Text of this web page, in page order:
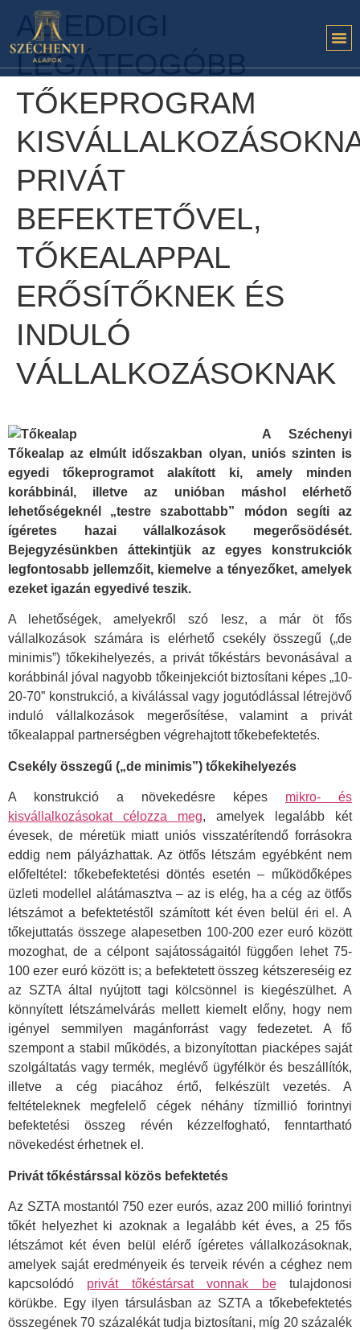
AZ EDDIGI
LEGÁTFOGÓBB
TŐKEPROGRAM
PRIVÁT
BEFEKTETŐVEL,
TŐKEALAPPAL
ERŐSÍTŐKNEK ÉS
INDULÓ
VÁLLALKOZÁSOKNAK
A Széchenyi
Tőkealap az elmúlt időszakban olyan, uniós szinten is
egyedi tőkeprogramot alakított ki, amely minden
korábbinál, illetve az unióban máshol elérhető
lehetőségeknél „testre szabottabb” módon segíti az
ígéretes hazai vállalkozások megerősödését.
Bejegyzésünkben áttekintjük az egyes konstrukciók
legfontosabb jellemzőit, kiemelve a tényezőket, amelyek
ezeket igazán egyedivé teszik.
A lehetőségek, amelyekről szó lesz, a már öt fős
vállalkozások számára is elérhető csekély összegű („de
minimis”) tőkekihelyezés, a privát tőkéstárs bevonásával a
korábbinál jóval nagyobb tőkeinjekciót biztosítani képes „10-
20-70” konstrukció, a kiválással vagy jogutódlással létrejövő
induló vállalkozások megerősítése, valamint a privát
tőkealappal partnerségben végrehajtott tőkebefektetés.
Csekély összegű („de minimis”) tőkekihelyezés
A konstrukció a növekedésre képes mikro- és
kisvállalkozásokat célozza meg, amelyek legalább két
évesek, de méretük miatt uniós visszatérítendő forrásokra
eddig nem pályázhattak. Az ötfős létszám egyébként nem
előfeltétel: tőkebefektetési döntés esetén – működőképes
üzleti modellel alátámasztva – az is elég, ha a cég az ötfős
létszámot a befektetéstől számított két éven belül éri el. A
tőkejuttatás összege alapesetben 100-200 ezer euró között
mozoghat, de a célpont sajátosságaitól függően lehet 75-
100 ezer euró között is; a befektetett összeg kétszereséig ez
az SZTA által nyújtott tagi kölcsönnel is kiegészülhet. A
könnyített létszámelvárás mellett kiemelt előny, hogy nem
igényel semmilyen magánforrást vagy fedezetet. A fő
szempont a stabil működés, a bizonyítottan piacképes saját
szolgáltatás vagy termék, meglévő ügyfélkör és beszállítók,
illetve a cég piacához értő, felkészült vezetés. A
feltételeknek megfelelő cégek néhány tízmillió forintnyi
befektetési összeg révén kézzelfogható, fenntartható
növekedést érhetnek el.
Privát tőkéstárssal közös befektetés
Az SZTA mostantól 750 ezer eurós, azaz 200 millió forintnyi
tőkét helyezhet ki azoknak a legalább két éves, a 25 fős
létszámot két éven belül elérő ígéretes vállalkozásoknak,
amelyek saját eredményeik és terveik révén a céghez nem
kapcsolódó privát tőkéstársat vonnak betulajdonosi
körükbe. Egy ilyen társulásban az SZTA a tőkebefektetés
összegének 70 százalékát tudja biztosítani, míg 20 százalék